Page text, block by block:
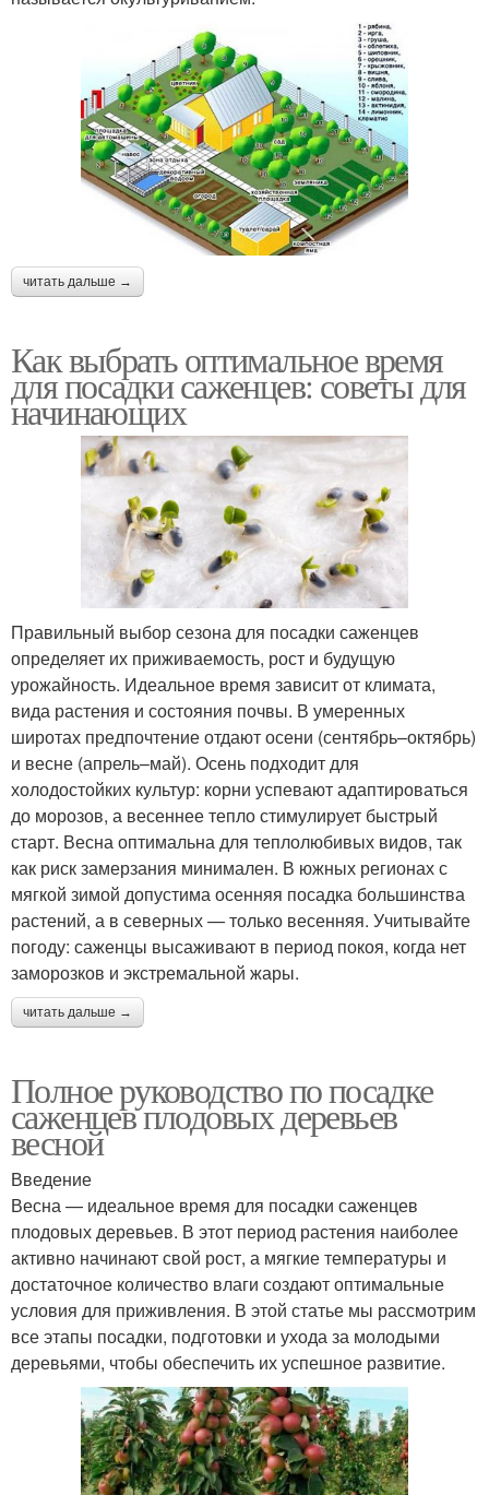
читать дальше →
Как выбрать оптимальное время
для посадки саженцев: советы для
начинающих
Правильный выбор сезона для посадки саженцев
определяет их приживаемость, рост и будущую
урожайность. Идеальное время зависит от климата,
вида растения и состояния почвы. В умеренных
широтах предпочтение отдают осени (сентябрь–октябрь)
и весне (апрель–май). Осень подходит для
холодостойких культур: корни успевают адаптироваться
до морозов, а весеннее тепло стимулирует быстрый
старт. Весна оптимальна для теплолюбивых видов, так
как риск замерзания минимален. В южных регионах с
мягкой зимой допустима осенняя посадка большинства
растений, а в северных — только весенняя. Учитывайте
погоду: саженцы высаживают в период покоя, когда нет
заморозков и экстремальной жары.
читать дальше →
Полное руководство по посадке
саженцев плодовых деревьев
весной
Введение
Весна — идеальное время для посадки саженцев
плодовых деревьев. В этот период растения наиболее
активно начинают свой рост, а мягкие температуры и
достаточное количество влаги создают оптимальные
условия для приживления. В этой статье мы рассмотрим
все этапы посадки, подготовки и ухода за молодыми
деревьями, чтобы обеспечить их успешное развитие.